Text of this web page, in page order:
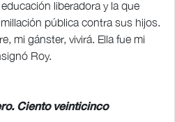
liberadora y la que
pública contra sus hijos.
mi gánster, vivirá. Ella fue mi
Roy.
Ciento veinticinco